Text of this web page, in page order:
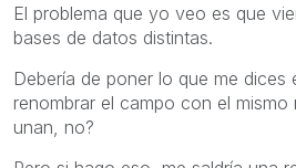
El problema que yo veo es que
bases de datos distintas.
Debería de poner lo que me dices
renombrar el campo con el mismo
unan, no?